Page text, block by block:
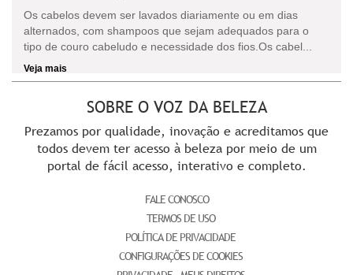
Os cabelos devem ser lavados diariamente ou em dias
alternados, com shampoos que sejam adequados para o
tipo de couro cabeludo e necessidade dos fios.Os cabel...
Veja mais
SOBRE O VOZ DA BELEZA
Prezamos por qualidade, inovação e acreditamos que
todos devem ter acesso à beleza por meio de um
portal de fácil acesso, interativo e completo.
FALE CONOSCO
TERMOS DE USO
POLÍTICA DE PRIVACIDADE
CONFIGURAÇÕES DE COOKIES